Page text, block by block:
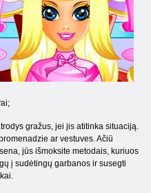
gražus, jei jis atitinka situaciją.
ar vestuves. Ačiū
jūs išmoksite metodais, kuriuos
į sudėtingų garbanos ir susegti